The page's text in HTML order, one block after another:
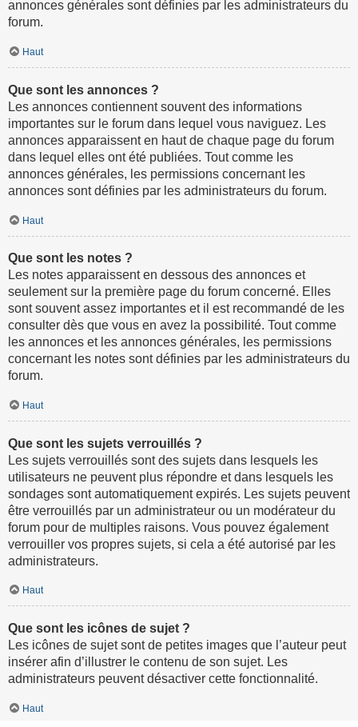
annonces générales sont définies par les administrateurs du
forum.
Haut
Que sont les annonces ?
Les annonces contiennent souvent des informations
importantes sur le forum dans lequel vous naviguez. Les
annonces apparaissent en haut de chaque page du forum
dans lequel elles ont été publiées. Tout comme les
annonces générales, les permissions concernant les
annonces sont définies par les administrateurs du forum.
Haut
Que sont les notes ?
Les notes apparaissent en dessous des annonces et
seulement sur la première page du forum concerné. Elles
sont souvent assez importantes et il est recommandé de les
consulter dès que vous en avez la possibilité. Tout comme
les annonces et les annonces générales, les permissions
concernant les notes sont définies par les administrateurs du
forum.
Haut
Que sont les sujets verrouillés ?
Les sujets verrouillés sont des sujets dans lesquels les
utilisateurs ne peuvent plus répondre et dans lesquels les
sondages sont automatiquement expirés. Les sujets peuvent
être verrouillés par un administrateur ou un modérateur du
forum pour de multiples raisons. Vous pouvez également
verrouiller vos propres sujets, si cela a été autorisé par les
administrateurs.
Haut
Que sont les icônes de sujet ?
Les icônes de sujet sont de petites images que l’auteur peut
insérer afin d’illustrer le contenu de son sujet. Les
administrateurs peuvent désactiver cette fonctionnalité.
Haut